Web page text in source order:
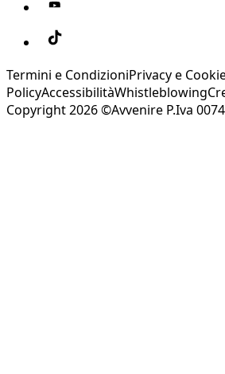
Termini e CondizioniPrivacy e
PolicyAccessibilitàWhistleblowing
Copyright 2026 ©Avvenire P.Iva